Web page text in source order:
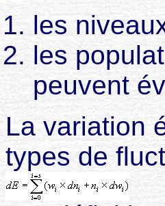
les
les
peuvent
La variation
types de